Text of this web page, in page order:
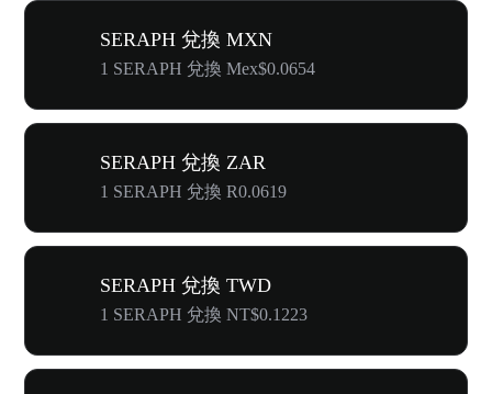
SERAPH 兌換 MXN
1 SERAPH 兌換 Mex$0.0654
SERAPH 兌換 ZAR
1 SERAPH 兌換 R0.0619
SERAPH 兌換 TWD
1 SERAPH 兌換 NT$0.1223